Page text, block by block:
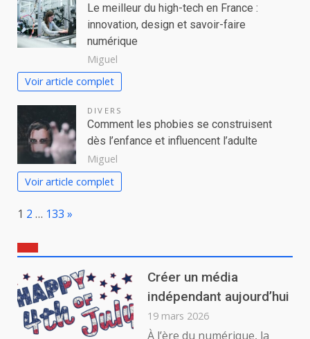
Le meilleur du high-tech en France :
innovation, design et savoir-faire
numérique
Miguel
Voir article complet
DIVERS
Comment les phobies se construisent
dès l’enfance et influencent l’adulte
Miguel
Voir article complet
Page:
1 2 … 133 Next
»
Créer un média
indépendant aujourd’hui
19 mars 2026
À l’ère du numérique, la